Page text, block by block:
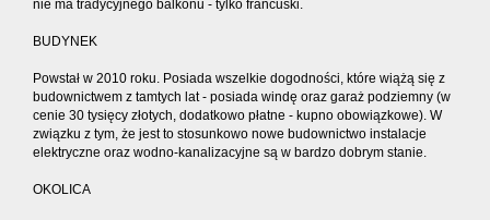
nie ma tradycyjnego balkonu - tylko francuski.
BUDYNEK
Powstał w 2010 roku. Posiada wszelkie dogodności, które wiążą się z
budownictwem z tamtych lat - posiada windę oraz garaż podziemny (w
cenie 30 tysięcy złotych, dodatkowo płatne - kupno obowiązkowe). W
związku z tym, że jest to stosunkowo nowe budownictwo instalacje
elektryczne oraz wodno-kanalizacyjne są w bardzo dobrym stanie.
OKOLICA